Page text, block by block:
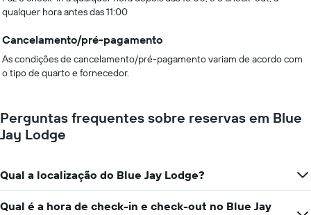
qualquer hora antes das 11:00
Cancelamento/pré-pagamento
As condições de cancelamento/pré-pagamento variam de acordo com
o tipo de quarto e fornecedor.
Perguntas frequentes sobre reservas em Blue
Jay Lodge
Qual a localização do Blue Jay Lodge?
Qual é a hora de check-in e check-out no Blue Jay